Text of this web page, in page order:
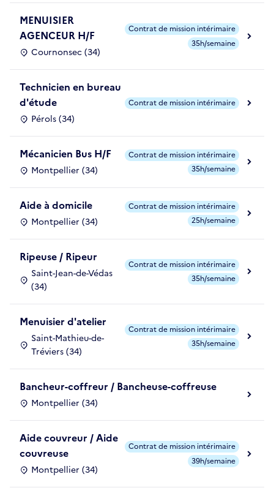
MENUISIER
AGENCEUR H/F
Cournonsec (34)
Contrat de mission intérimaire
35h/semaine
Technicien en bureau
d'étude
Pérols (34)
Contrat de mission intérimaire
Mécanicien Bus H/F
Montpellier (34)
Contrat de mission intérimaire
35h/semaine
Aide à domicile
Montpellier (34)
Contrat de mission intérimaire
25h/semaine
Ripeuse / Ripeur
Saint-Jean-de-Védas
(34)
Contrat de mission intérimaire
35h/semaine
Menuisier d'atelier
Saint-Mathieu-de-
Tréviers (34)
Contrat de mission intérimaire
35h/semaine
Bancheur-coffreur / Bancheuse-coffreuse
Montpellier (34)
Aide couvreur / Aide
couvreuse
Montpellier (34)
Contrat de mission intérimaire
39h/semaine